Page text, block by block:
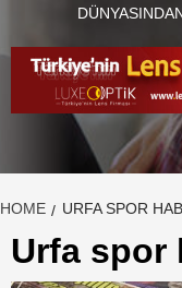
HOME URFA SPOR
Urfa spor